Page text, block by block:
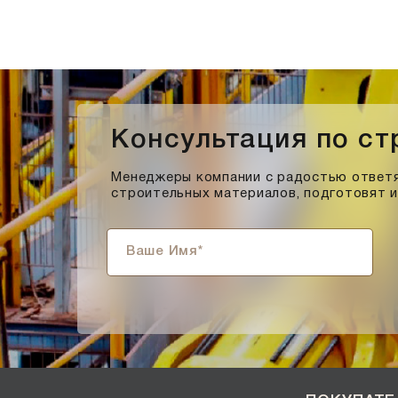
Супербелый
Темно-Коричневый, Коричневый
Темно-красный
Темно-серый
Темный шоколад
Терракот
Флеш-обжиг
Черно-коричневый
Черный
Шоколад
Эрланген
Консультация по
Менеджеры компании с радостью
строительных материалов, подготовят